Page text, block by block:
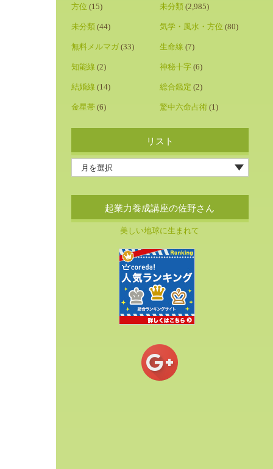
方位 (15) 未分類 (2,985)
未分類 (44) 気学・風水・方位 (80)
無料メルマガ (33) 生命線 (7)
知能線 (2) 神秘十字 (6)
結婚線 (14) 総合鑑定 (2)
金星帯 (6) 驚中六命占術 (1)
リスト
起業力養成講座の佐野さん
美しい地球に生まれて